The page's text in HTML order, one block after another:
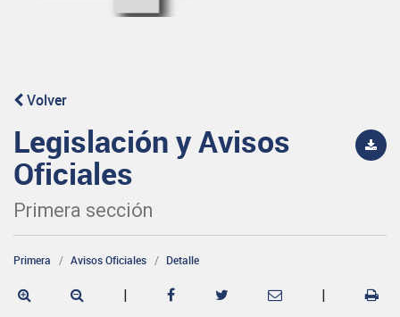
Volver
Legislación y Avisos
Oficiales
Primera sección
Primera Avisos Oficiales Detalle
| |